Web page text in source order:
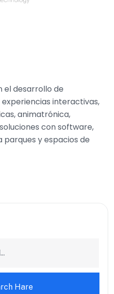
el desarrollo de
interactivas,
animatrónica,
con software,
y espacios de
Hare